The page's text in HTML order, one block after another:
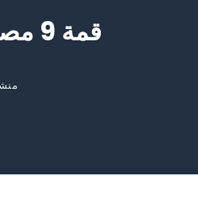
قمة 9 مصانع الملابس النسائية في الصين 2026